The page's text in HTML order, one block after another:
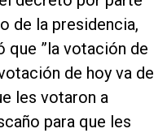
de la presidencia,
que ”la votación de
de hoy va de
les votaron a
para que les